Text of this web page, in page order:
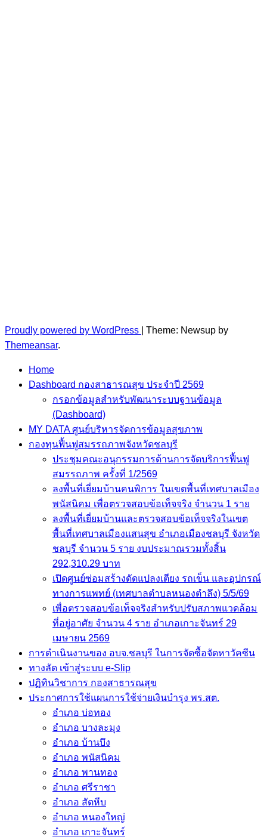
Proudly powered by WordPress
Theme: Newsup by
Themeansar.
Home
Dashboard กองสาธารณสุข ประจำปี 2569
กรอกข้อมูลสำหรับพัฒนาระบบฐานข้อมูล
(Dashboard)
MY DATA ศูนย์บริหารจัดการข้อมูลสุขภาพ
กองทุนฟื้นฟูสมรรถภาพจังหวัดชลบุรี
ประชุมคณะอนุกรรมการด้านการจัดบริการฟื้นฟู
สมรรถภาพ ครั้งที่ 1/2569
ลงพื้นที่เยี่ยมบ้านคนพิการ ในเขตพื้นที่เทศบาลเมือง
พนัสนิคม เพื่อตรวจสอบข้อเท็จจริง จำนวน 1 ราย
ลงพื้นที่เยี่ยมบ้านและตรวจสอบข้อเท็จจริงในเขต
พื้นที่เทศบาลเมืองแสนสุข อำเภอเมืองชลบุรี จังหวัด
ชลบุรี จำนวน 5 ราย งบประมาณรวมทั้งสิ้น
292,310.29 บาท
เปิดศูนย์ซ่อมสร้างดัดแปลงเตียง รถเข็น และอุปกรณ์
ทางการแพทย์ (เทศบาลตำบลหนองตำลึง) 5/5/69
เพื่อตรวจสอบข้อเท็จจริงสำหรับปรับสภาพแวดล้อม
ที่อยู่อาศัย จำนวน 4 ราย อำเภอเกาะจันทร์ 29
เมษายน 2569
การดำเนินงานของ อบจ.ชลบุรี ในการจัดซื้อจัดหาวัคซีน
ทางลัด เข้าสู่ระบบ e-Slip
ปฏิทินวิชาการ กองสาธารณสุข
ประกาศการใช้แผนการใช้จ่ายเงินบำรุง พร.สต.
อำเภอ บ่อทอง
อำเภอ บางละมุง
อำเภอ บ้านบึง
อำเภอ พนัสนิคม
อำเภอ พานทอง
อำเภอ ศรีราชา
อำเภอ สัตหีบ
อำเภอ หนองใหญ่
อำเภอ เกาะจันทร์